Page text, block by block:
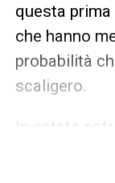
questa
che hanno
probabilità
scaligero.
In estate
mercato per